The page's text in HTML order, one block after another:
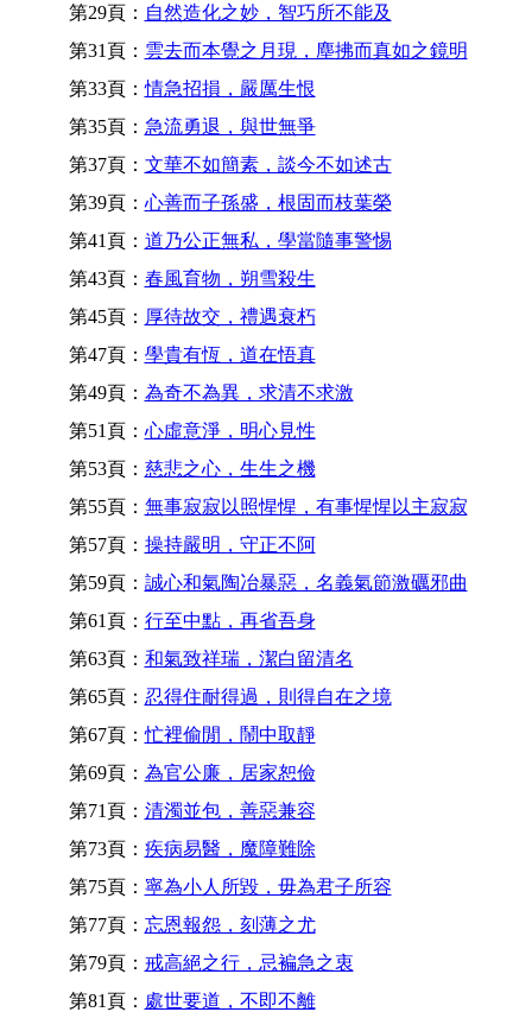
第29頁： 自然造化之妙，智巧所不能及
第31頁： 雲去而本覺之月現，塵拂而真如之鏡明
第33頁：情急招損，嚴厲生恨
第35頁： 急流勇退，與世無爭
第37頁： 文華不如簡素，談今不如述古
第39頁： 心善而子孫盛，根固而枝葉榮
第41頁： 道乃公正無私，學當隨事警惕
第43頁： 春風育物，朔雪殺生
第45頁： 厚待故交，禮遇衰朽
第47頁： 學貴有恆，道在悟真
第49頁： 為奇不為異，求清不求激
第51頁： 心虛意淨，明心見性
第53頁： 慈悲之心，生生之機
第55頁： 無事寂寂以照惺惺，有事惺惺以主寂寂
第57頁： 操持嚴明，守正不阿
第59頁： 誠心和氣陶冶暴惡，名義氣節激礪邪曲
第61頁： 行至中點，再省吾身
第63頁： 和氣致祥瑞，潔白留清名
第65頁： 忍得住耐得過，則得自在之境
第67頁：忙裡偷閒，鬧中取靜
第69頁： 為官公廉，居家恕儉
第71頁： 清濁並包，善惡兼容
第73頁： 疾病易醫，魔障難除
第75頁： 寧為小人所毀，毋為君子所容
第77頁： 忘恩報怨，刻薄之尤
第79頁： 戒高絕之行，忌褊急之衷
第81頁： 處世要道，不即不離